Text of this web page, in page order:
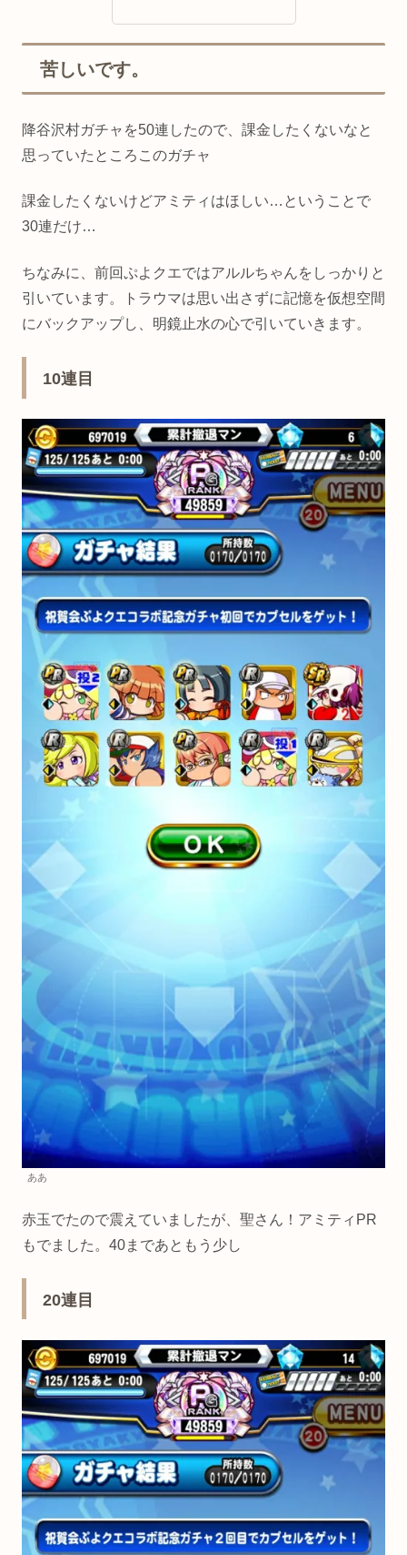
苦しいです。
降谷沢村ガチャを50連したので、課金したくないなと
思っていたところこのガチャ
課金したくないけどアミティはほしい…ということで
30連だけ…
ちなみに、前回ぷよクエではアルルちゃんをしっかりと
引いています。トラウマは思い出さずに記憶を仮想空間
にバックアップし、明鏡止水の心で引いていきます。
10連目
ああ
赤玉でたので震えていましたが、聖さん！アミティPR
もでました。40まであともう少し
20連目